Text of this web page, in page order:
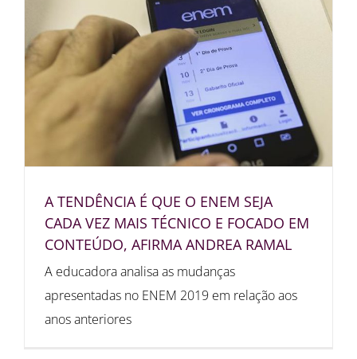
A TENDÊNCIA É QUE O ENEM SEJA
CADA VEZ MAIS TÉCNICO E FOCADO EM
CONTEÚDO, AFIRMA ANDREA RAMAL
A educadora analisa as mudanças
apresentadas no ENEM 2019 em relação aos
anos anteriores